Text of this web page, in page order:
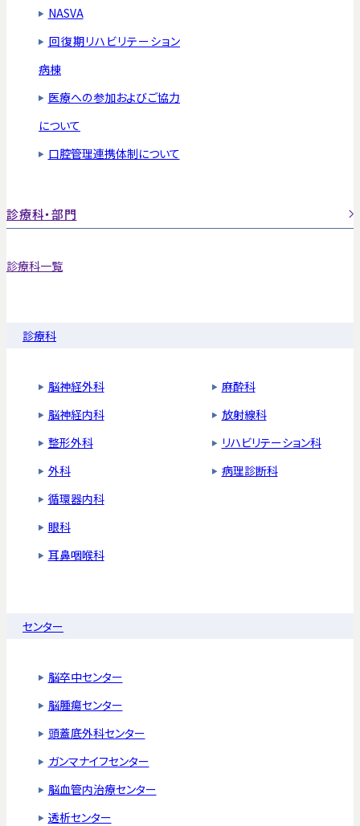
NASVA
回復期リハビリテーション
病棟
医療への参加およびご協力
について
口腔管理連携体制について
診療科・部門
診療科一覧
診療科
脳神経外科
脳神経内科
整形外科
外科
循環器内科
眼科
耳鼻咽喉科
麻酔科
放射線科
リハビリテーション科
病理診断科
センター
脳卒中センター
脳腫瘍センター
頭蓋底外科センター
ガンマナイフセンター
脳血管内治療センター
透析センター